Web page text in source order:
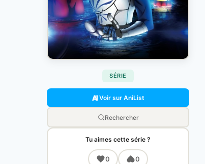
SÉRIE
Voir sur AniList
Rechercher
Tu aimes cette série ?
0 0